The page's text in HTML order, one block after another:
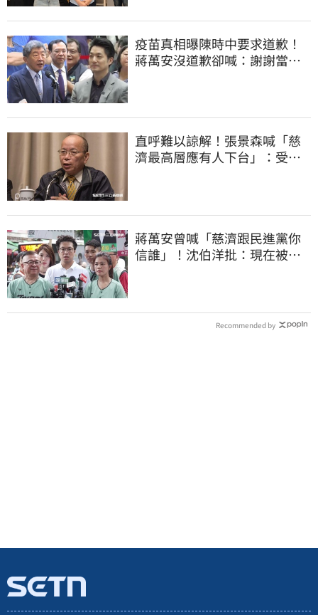
疫苗真相曝陳時中要求道歉！
蔣萬安沒道歉卻喊：謝謝當時
直呼難以諒解！張景森喊「慈
濟最高層應有人下台」：受害
蔣萬安曾喊「慈濟跟民進黨你
信誰」！沈伯洋批：現在被發
Recommended by